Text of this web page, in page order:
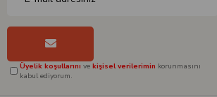
Üyelik koşullarını ve kişisel verilerimin korunmasını
kabul ediyorum.